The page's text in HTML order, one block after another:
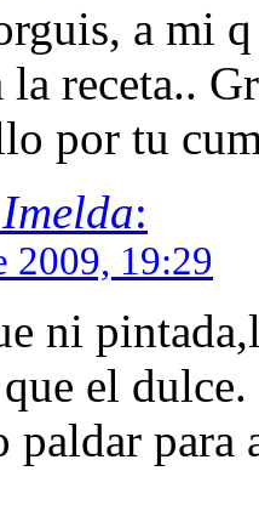
a mi q
la receta..
por tu
:
2009, 19:29
ni
el dulce.
paldar para